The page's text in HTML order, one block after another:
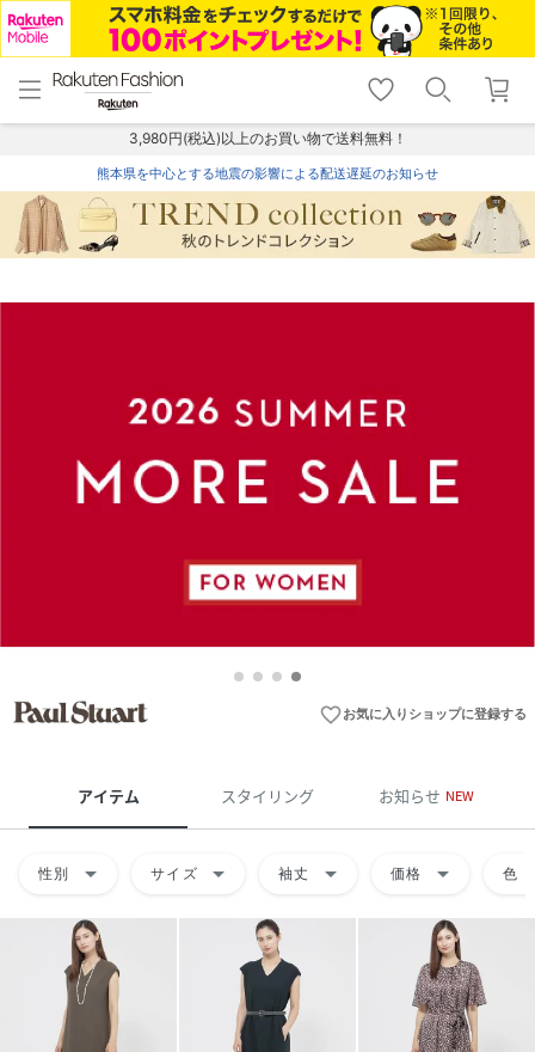
menu home
トップ
shopping_cart lock_outline
ログイン
3,980円(税込)以上のお買い物で送料無料！
熊本県を中心とする地震の影響による配送遅延のお知らせ
favorite_borderお気に入りショップに登録する
アイテム スタイリング お知らせ NEW
性別 arrow_drop_down サイズ arrow_drop_down 袖丈 arrow_drop_down 価格 arrow_drop_down 色